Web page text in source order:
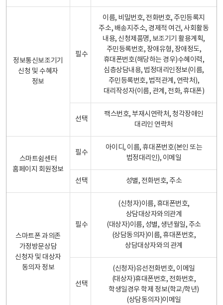
정보통신보조기기
신청 및 수혜자
정보
필수
이름, 비밀번호, 전화번호, 주민등록지
주소, 배송지주소, 경제적 여건, 사회활동
내용, 신청제품명, 보조기기 활용계획,
주민등록번호, 장애유형, 장애정도,
휴대폰번호(해당하는 경우)수혜이력,
심층상담내용, 법정대리인정보(이름,
주민등록번호, 법적관계, 연락처),
대리작성자(이름, 관계, 전화, 휴대폰)
선택
팩스번호, 부재시연락처, 청각장애인
대리인 연락처
스마트쉼센터
홈페이지 회원정보
필수
아이디, 이름, 휴대폰번호(본인 또는
법정대리인), 이메일
선택 성별, 전화번호, 주소
스마트폰 과의존
가정방문상담
신청자 및 대상자
동의자 정보
필수
(신청자)이름, 휴대폰번호,
상담대상자와의관계
(대상자)이름, 성별, 생년월일, 주소
(상담동의자)이름, 휴대폰번호,
상담대상자와의 관계
선택
(신청자)유선전화번호, 이메일
(대상자)휴대폰번호, 전화번호,
학생일경우 학제 정보(학교/학년)
(상담동의자)이메일